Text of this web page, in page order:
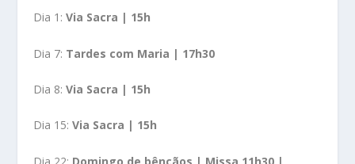
Dia 1:Via Sacra | 15h
Dia 7: Tardes com Maria | 17h30
Dia 8:Via Sacra | 15h
Dia 15:Via Sacra | 15h